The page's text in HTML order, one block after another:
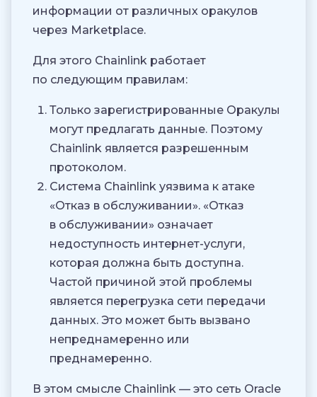
информации от различных оракулов
через Marketplace.
Для этого Chainlink работает
по следующим правилам:
Только зарегистрированные Оракулы
могут предлагать данные. Поэтому
Chainlink является разрешенным
протоколом.
Система Chainlink уязвима к атаке
«Отказ в обслуживании». «Отказ
в обслуживании» означает
недоступность интернет-услуги,
которая должна быть доступна.
Частой причиной этой проблемы
является перегрузка сети передачи
данных. Это может быть вызвано
непреднамеренно или
преднамеренно.
В этом смысле Chainlink — это сеть Oracle